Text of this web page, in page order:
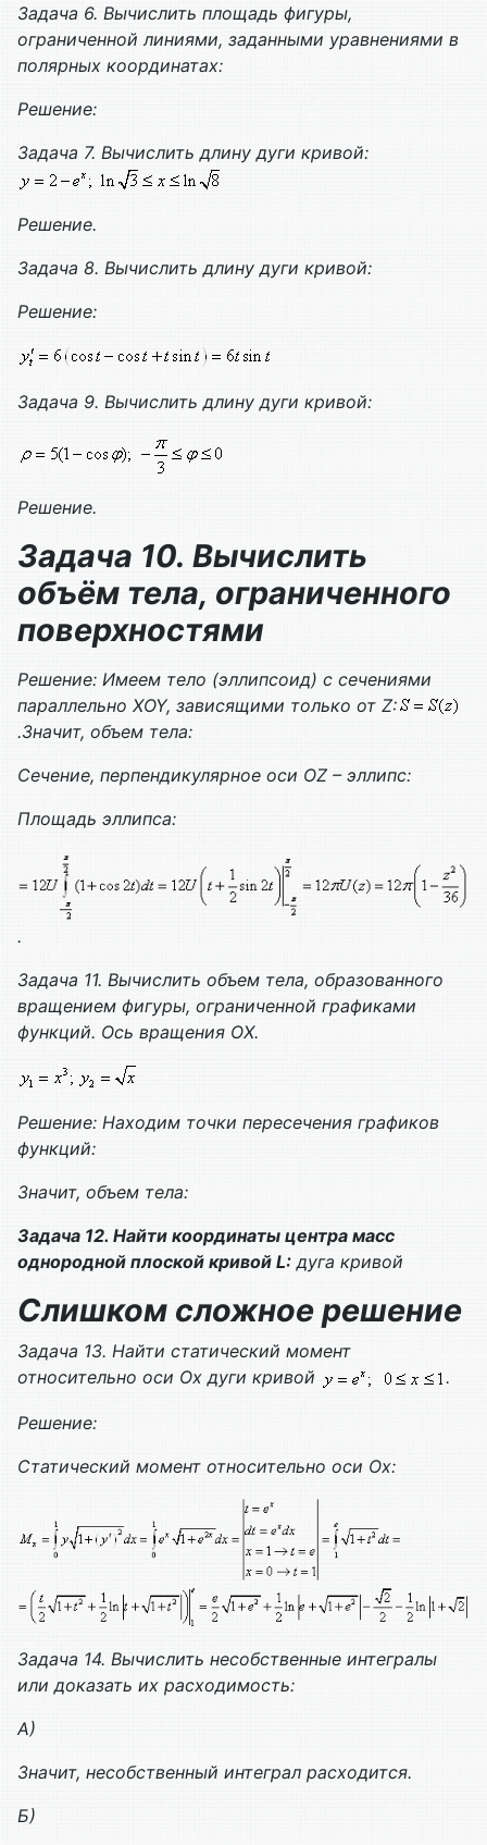
Задача 6. Вычислить площадь фигуры,
ограниченной линиями, заданными уравнениями в
полярных координатах:
Решение:
Задача 7. Вычислить длину дуги кривой:
Решение.
Задача 8. Вычислить длину дуги кривой:
Решение:
Задача 9. Вычислить длину дуги кривой:
Решение.
Задача 10. Вычислить
объём тела, ограниченного
поверхностями
Решение: Имеем тело (эллипсоид) с сечениями
параллельно XOY, зависящими только от Z:
.Значит, объем тела:
Сечение, перпендикулярное оси OZ – эллипс:
Площадь эллипса:
.
Задача 11. Вычислить объем тела, образованного
вращением фигуры, ограниченной графиками
функций. Ось вращения OХ.
Решение: Находим точки пересечения графиков
функций:
Значит, объем тела:
Задача 12. Найти координаты центра масс
однородной плоской кривой L: дуга кривой
Слишком сложное решение
Задача 13. Найти статический момент
относительно оси Ох дуги кривой
.
Решение:
Статический момент относительно оси Ох:
Задача 14. Вычислить несобственные интегралы
или доказать их расходимость:
А)
Значит, несобственный интеграл расходится.
Б)